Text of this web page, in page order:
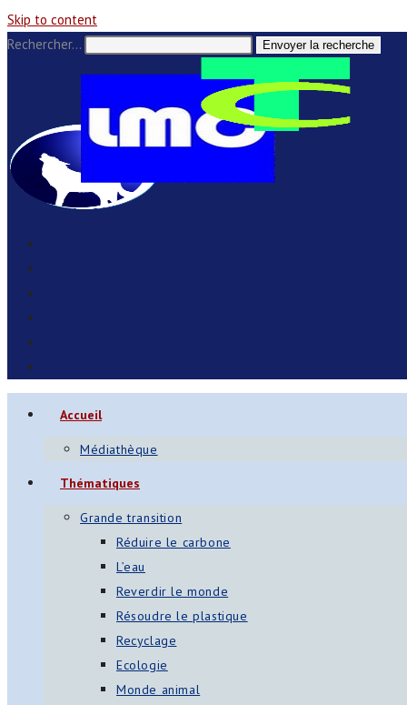
Skip to content
Rechercher…
Envoyer la recherche
Accueil
Médiathèque
Thématiques
Grande transition
Réduire le carbone
L’eau
Reverdir le monde
Résoudre le plastique
Recyclage
Ecologie
Monde animal